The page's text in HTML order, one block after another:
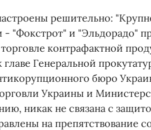
решительно:
- "Фокстрот" и "Эльдорадо"
контрафактной
Генеральной
бюро
Украины и
никак не связана с
на препятствование